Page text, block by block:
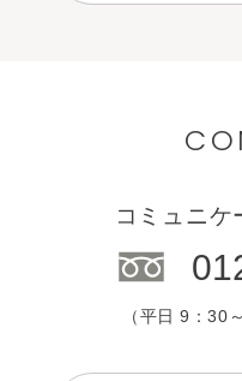
カウンセリング
コミュニケ
（平日 9：30